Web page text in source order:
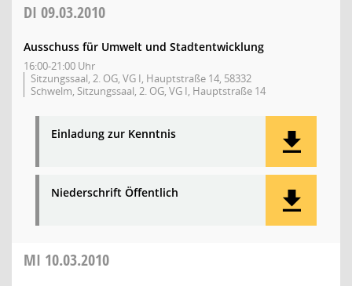
DI 09.03.2010
Ausschuss für Umwelt und Stadtentwicklung
16:00-21:00 Uhr
Sitzungssaal, 2. OG, VG I, Hauptstraße 14, 58332
Schwelm, Sitzungssaal, 2. OG, VG I, Hauptstraße 14
Einladung zur Kenntnis
Niederschrift Öffentlich
MI 10.03.2010